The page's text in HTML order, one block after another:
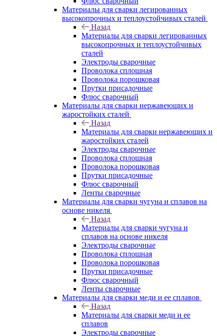
Материалы для сварки легированных
высокопрочных и теплоустойчивых сталей
Назад
Материалы для сварки легированных
высокопрочных и теплоустойчивых
сталей
Электроды сварочные
Проволока сплошная
Проволока порошковая
Прутки присадочные
Флюс сварочный
Материалы для сварки нержавеющих и
жаростойких сталей
Назад
Материалы для сварки нержавеющих и
жаростойких сталей
Электроды сварочные
Проволока сплошная
Проволока порошковая
Прутки присадочные
Флюс сварочный
Ленты сварочные
Материалы для сварки чугуна и сплавов на
основе никеля
Назад
Материалы для сварки чугуна и
сплавов на основе никеля
Электроды сварочные
Проволока сплошная
Проволока порошковая
Прутки присадочные
Флюс сварочный
Ленты сварочные
Материалы для сварки меди и ее сплавов
Назад
Материалы для сварки меди и ее
сплавов
Электроды сварочные